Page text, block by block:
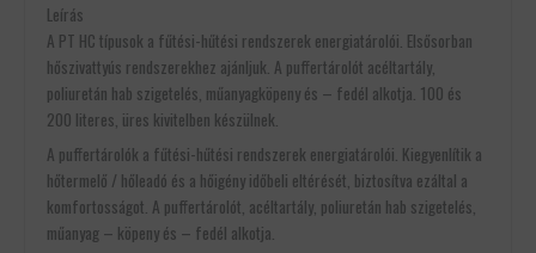
Leírás
A PT HC típusok a fűtési-hűtési rendszerek energiatárolói. Elsősorban
hőszivattyús rendszerekhez ajánljuk. A puffertárolót acéltartály,
poliuretán hab szigetelés, műanyagköpeny és – fedél alkotja. 100 és
200 literes, üres kivitelben készülnek.
A puffertárolók a fűtési-hűtési rendszerek energiatárolói. Kiegyenlítik a
hőtermelő / hőleadó és a hőigény időbeli eltérését, biztosítva ezáltal a
komfortosságot. A puffertárolót, acéltartály, poliuretán hab szigetelés,
műanyag – köpeny és – fedél alkotja.